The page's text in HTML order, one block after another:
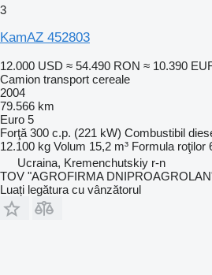
3
KamAZ 452803
12.000 USD ≈ 54.490 RON ≈ 10.390
Camion transport cereale
2004
79.566 km
Euro 5
Forţă 300 c.p. (221 kW) Combustibil
12.100 kg Volum 15,2 m³ Formula roţilor
Ucraina, Kremenchutskiy r-n
TOV "AGROFIRMA
Luați legătura cu vânzătorul